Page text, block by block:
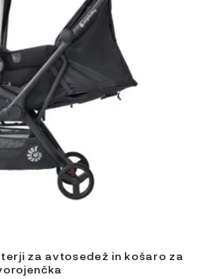
za avtosedež in košaro za